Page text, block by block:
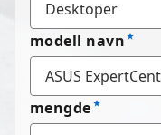
modell navn
mengde